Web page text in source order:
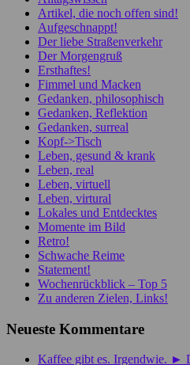
Artikel, die noch offen sind!
Aufgeschnappt!
Der liebe Straßenverkehr
Der Morgengruß
Ersthaftes!
Fimmel und Macken
Gedanken, philosophisch
Gedanken, Reflektion
Gedanken, surreal
Kopf->Tisch
Leben, gesund & krank
Leben, real
Leben, virtuell
Leben, virtural
Lokales und Entdecktes
Momente im Bild
Retro!
Schwache Reime
Statement!
Wochenrückblick – Top 5
Zu anderen Zielen, Links!
Neueste Kommentare
Kaffee gibt es. Irgendwie. ►